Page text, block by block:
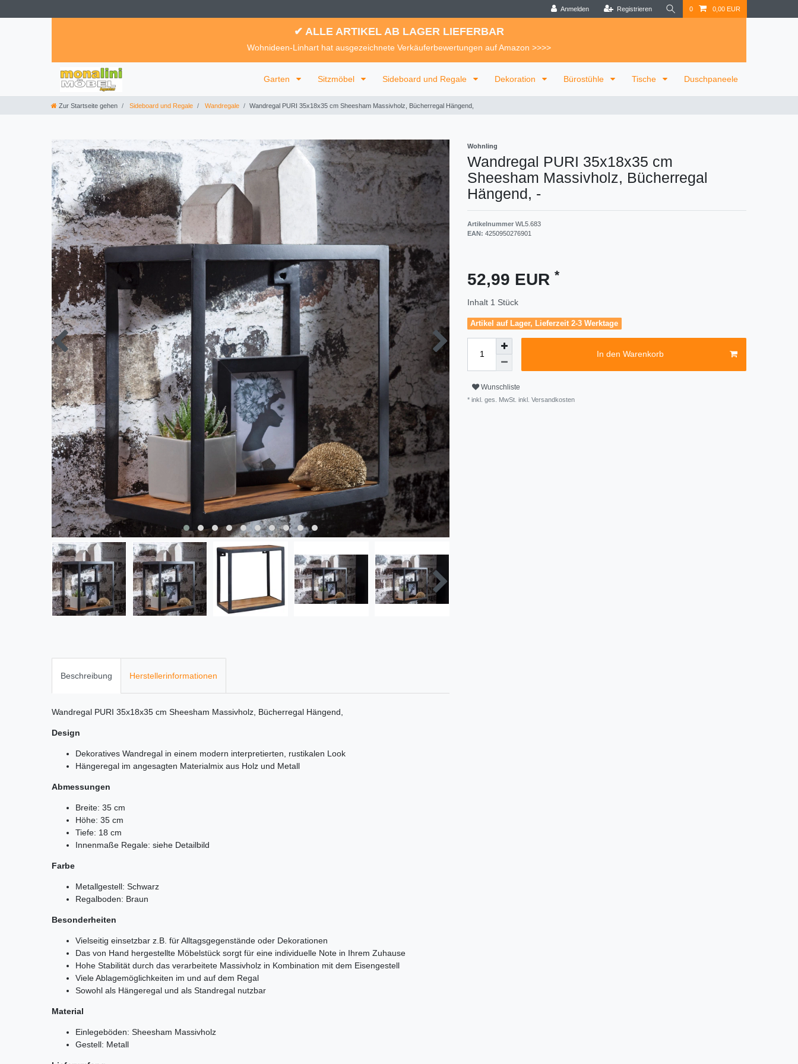
Anmelden Registrieren 0 0,00 EUR
✔ ALLE ARTIKEL AB LAGER LIEFERBAR
Wohnideen-Linhart hat ausgezeichnete Verkäuferbewertungen auf Amazon >>>>
Garten Sitzmöbel Sideboard und Regale Dekoration Bürostühle Tische Duschpaneele
Zur Startseite gehen Sideboard und Regale Wandregale Wandregal PURI 35x18x35 cm Sheesham Massivholz, Bücherregal Hängend,
Wohnling
Wandregal PURI 35x18x35 cm
Sheesham Massivholz, Bücherregal
Hängend, -
Artikelnummer WL5.683
EAN: 4250950276901
52,99 EUR *
Inhalt 1 Stück
Artikel auf Lager, Lieferzeit 2-3 Werktage
In den Warenkorb
Wunschliste
* inkl. ges. MwSt. inkl. Versandkosten
Beschreibung Herstellerinformationen
Wandregal PURI 35x18x35 cm Sheesham Massivholz, Bücherregal Hängend,
Design
Dekoratives Wandregal in einem modern interpretierten, rustikalen Look
Hängeregal im angesagten Materialmix aus Holz und Metall
Abmessungen
Breite: 35 cm
Höhe: 35 cm
Tiefe: 18 cm
Innenmaße Regale: siehe Detailbild
Farbe
Metallgestell: Schwarz
Regalboden: Braun
Besonderheiten
Vielseitig einsetzbar z.B. für Alltagsgegenstände oder Dekorationen
Das von Hand hergestellte Möbelstück sorgt für eine individuelle Note in Ihrem Zuhause
Hohe Stabilität durch das verarbeitete Massivholz in Kombination mit dem Eisengestell
Viele Ablagemöglichkeiten im und auf dem Regal
Sowohl als Hängeregal und als Standregal nutzbar
Material
Einlegeböden: Sheesham Massivholz
Gestell: Metall